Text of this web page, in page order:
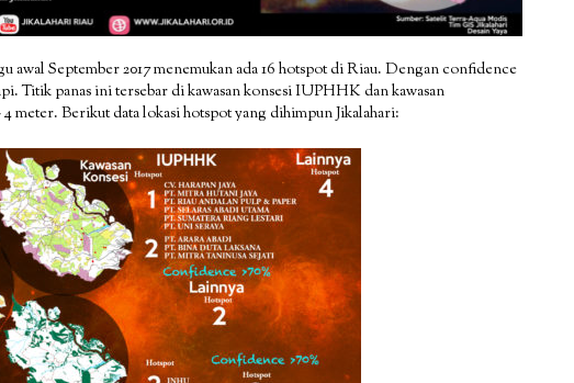
awal September 2017 menemukan ada 16 hotspot di Riau. Dengan confidence
Titik panas ini tersebar di kawasan konsesi IUPHHK dan kawasan
meter. Berikut data lokasi hotspot yang dihimpun Jikalahari: